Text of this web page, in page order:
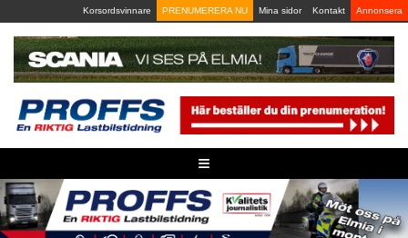
to
content
Korsordsvinnare PRENUMERERA NU Mina sidor Kontakt Annonsera
≡